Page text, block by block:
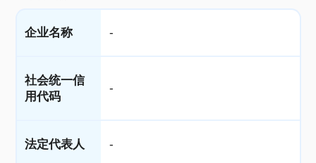
企业名称 -
社会统一信
用代码
-
法定代表人 -